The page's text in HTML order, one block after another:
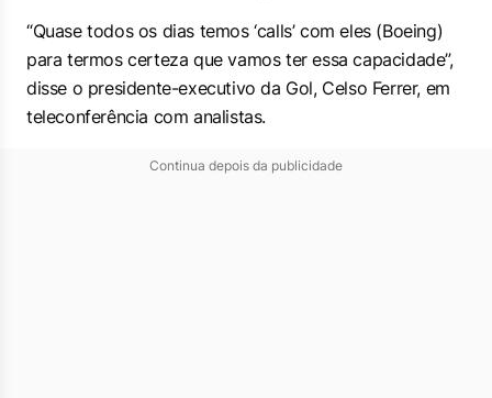
“Quase todos os dias temos ‘calls’ com eles (Boeing)
para termos certeza que vamos ter essa capacidade”,
disse o presidente-executivo da Gol, Celso Ferrer, em
teleconferência com analistas.
Continua depois da publicidade